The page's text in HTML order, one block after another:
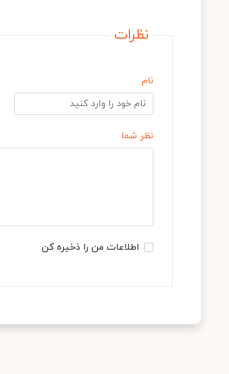
نظرات
نام
نظر شما
اطلاعات من را ذخیره کن